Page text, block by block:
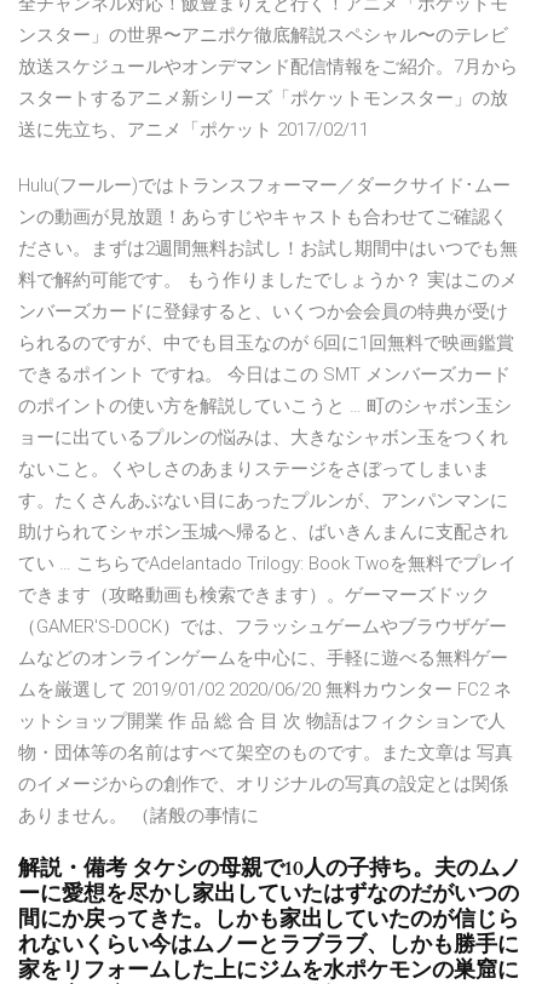
ンスター」の世界〜アニポケ徹底解説スペシャル〜のテレビ
放送スケジュールやオンデマンド配信情報をご紹介。7月から
スタートするアニメ新シリーズ「ポケットモンスター」の放
送に先立ち、アニメ「ポケット 2017/02/11
Hulu(フールー)ではトランスフォーマー／ダークサイド･ムー
ンの動画が見放題！あらすじやキャストも合わせてご確認く
ださい。まずは2週間無料お試し！お試し期間中はいつでも無
料で解約可能です。 もう作りましたでしょうか？ 実はこのメ
ンバーズカードに登録すると、いくつか会会員の特典が受け
られるのですが、中でも目玉なのが 6回に1回無料で映画鑑賞
できるポイント ですね。 今日はこの SMT メンバーズカード
のポイントの使い方を解説していこうと … 町のシャボン玉シ
ョーに出ているプルンの悩みは、大きなシャボン玉をつくれ
ないこと。くやしさのあまりステージをさぼってしまいま
す。たくさんあぶない目にあったプルンが、アンパンマンに
助けられてシャボン玉城へ帰ると、ばいきんまんに支配され
てい … こちらでAdelantado Trilogy: Book Twoを無料でプレイ
できます（攻略動画も検索できます）。ゲーマーズドック
（GAMER'S-DOCK）では、フラッシュゲームやブラウザゲー
ムなどのオンラインゲームを中心に、手軽に遊べる無料ゲー
ムを厳選して 2019/01/02 2020/06/20 無料カウンター FC2 ネ
ットショップ開業 作 品 総 合 目 次 物語はフィクションで人
物・団体等の名前はすべて架空のものです。また文章は 写真
のイメージからの創作で、オリジナルの写真の設定とは関係
ありません。 （諸般の事情に
解説・備考 タケシの母親で10人の子持ち。夫のムノ
ーに愛想を尽かし家出していたはずなのだがいつの
間にか戻ってきた。しかも家出していたのが信じら
れないくらい今はムノーとラブラブ、しかも勝手に
家をリフォームした上にジムを水ポケモンの巣窟に